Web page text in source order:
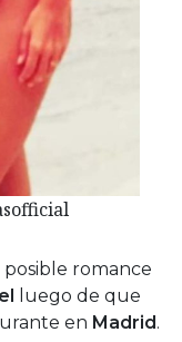
romance
luego de que
en Madrid.